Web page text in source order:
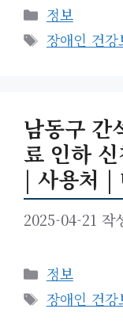
카
테
고
정보
태
장애인 건강
남동구 간
료 인하
| 사용처 |
2025-04-21 작
카
테
고
정보
태
장애인 건강